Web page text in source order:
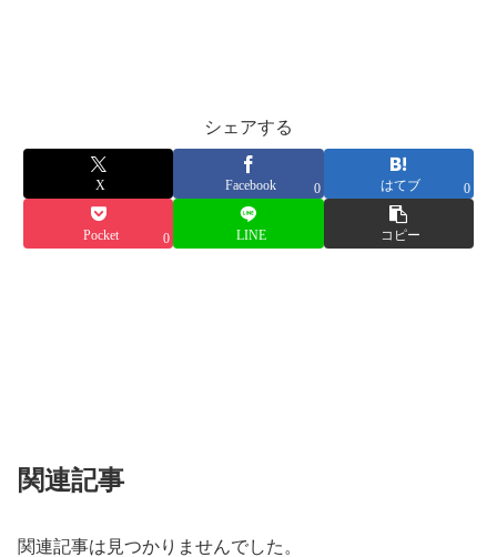
シェアする
X Facebook 0 はてブ 0
Pocket 0 LINE コピー
関連記事
関連記事は見つかりませんでした。